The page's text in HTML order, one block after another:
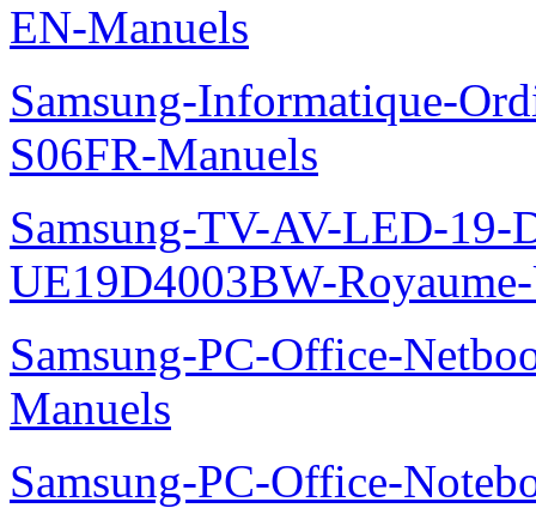
EN-Manuels
Samsung-Informatique-
S06FR-Manuels
Samsung-TV-AV-LED-
UE19D4003BW-
Samsung-PC-Office-
Manuels
Samsung-PC-Office-